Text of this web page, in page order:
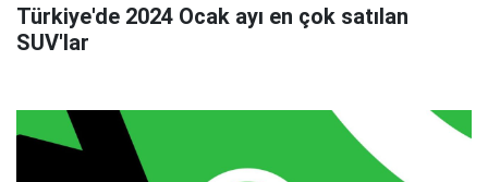
Türkiye'de 2024 Ocak ayı en çok satılan
SUV'lar